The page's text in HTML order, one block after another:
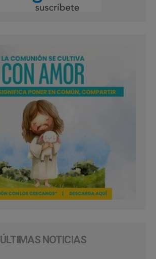
ÚLTIMAS NOTICIAS